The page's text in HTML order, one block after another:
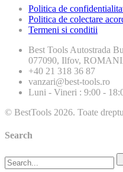
Politica de
Politica de colectare
Termeni si conditii
Best Tools Autostrada
077090, Ilfov,
+40 21 318 36 87
vanzari@best-tools.ro
Luni - Vineri : 9:00 -
© BestTools 2026. Toate
Search